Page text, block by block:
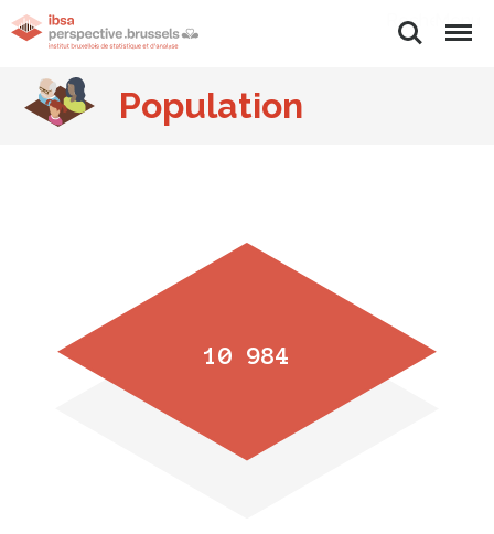
Rechercher
Menu
Population
10 984